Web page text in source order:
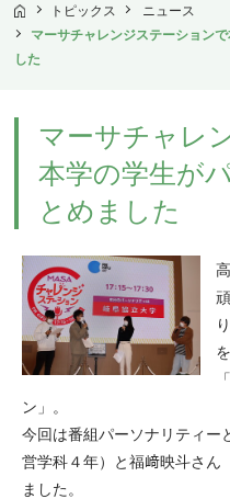
TOP
トピックス
ニュース
マーサチャレンジステーション
した
マーサチャレ
本学の学生が
とめました
「
ン」。
今回は番組パーソナリティー
営学科４年）と福﨑映斗さん
ました。